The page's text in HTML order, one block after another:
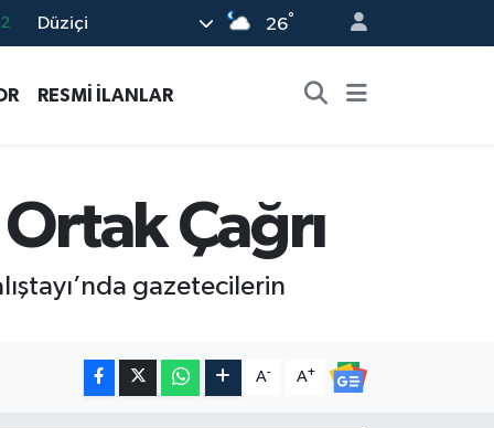
Düziçi 26°
RESMİ İLANLAR
Çağrı
gazetecilerin
A- A+